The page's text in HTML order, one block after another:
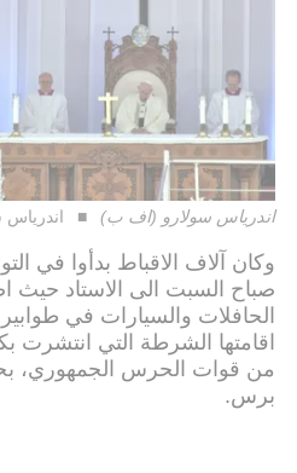
اندرياس سولارو (اف ب)
وكان آلاف الاقباط بدأوا في
صباح السبت الى الاستاد
الحافلات والسيارات في
اقامتها الشرطة التي انتشرت
من قوات الحرس
برس.